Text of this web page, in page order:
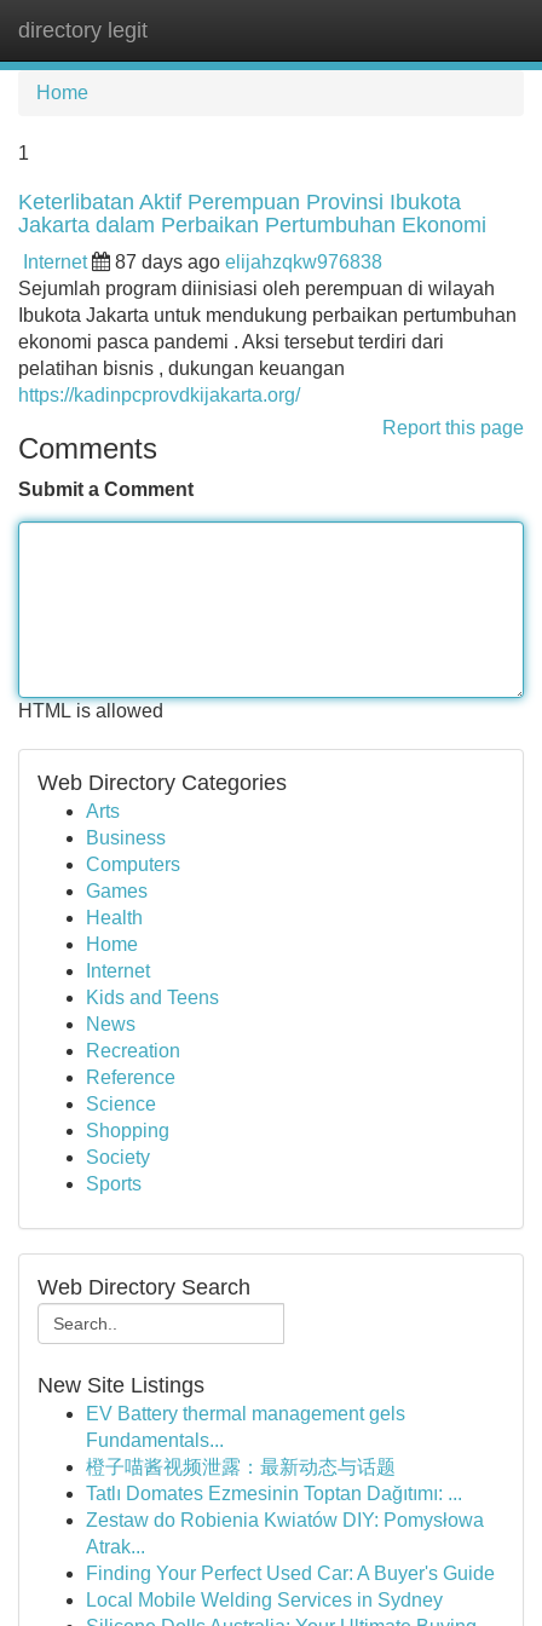
directory legit
Home
1
Keterlibatan Aktif Perempuan Provinsi Ibukota
Jakarta dalam Perbaikan Pertumbuhan Ekonomi
Internet 87 days ago elijahzqkw976838
Sejumlah program diinisiasi oleh perempuan di wilayah
Ibukota Jakarta untuk mendukung perbaikan pertumbuhan
ekonomi pasca pandemi . Aksi tersebut terdiri dari
pelatihan bisnis , dukungan keuangan
https://kadinpcprovdkijakarta.org/
Report this page
Comments
Submit a Comment
HTML is allowed
Web Directory Categories
Arts
Business
Computers
Games
Health
Home
Internet
Kids and Teens
News
Recreation
Reference
Science
Shopping
Society
Sports
Web Directory Search
New Site Listings
EV Battery thermal management gels
Fundamentals...
橙子喵酱视频泄露：最新动态与话题
Tatlı Domates Ezmesinin Toptan Dağıtımı: ...
Zestaw do Robienia Kwiatów DIY: Pomysłowa
Atrak...
Finding Your Perfect Used Car: A Buyer's Guide
Local Mobile Welding Services in Sydney